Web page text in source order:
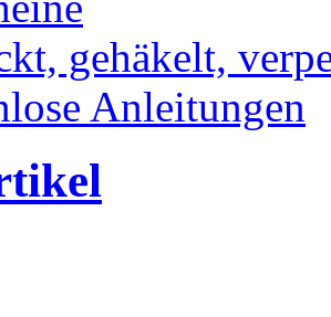
gehäkelt,
Anleitungen